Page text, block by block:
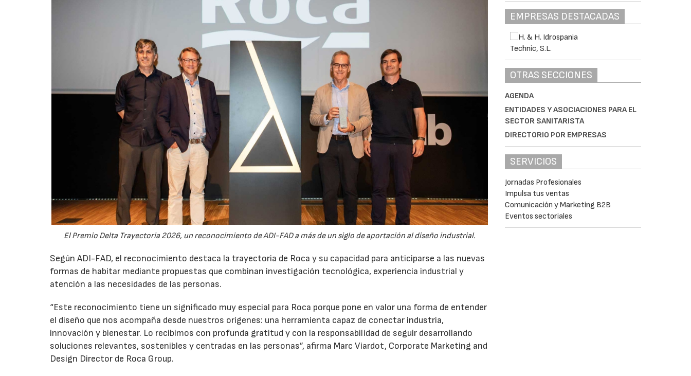
El Premio Delta Trayectoria 2026, un reconocimiento de ADI-FAD a más de un siglo de aportación al diseño industrial.
Según ADI-FAD, el reconocimiento destaca la trayectoria de Roca y su capacidad para anticiparse a las nuevas
formas de habitar mediante propuestas que combinan investigación tecnológica, experiencia industrial y
atención a las necesidades de las personas.
“Este reconocimiento tiene un significado muy especial para Roca porque pone en valor una forma de entender
el diseño que nos acompaña desde nuestros orígenes: una herramienta capaz de conectar industria,
innovación y bienestar. Lo recibimos con profunda gratitud y con la responsabilidad de seguir desarrollando
soluciones relevantes, sostenibles y centradas en las personas”, afirma Marc Viardot, Corporate Marketing and
Design Director de Roca Group.
EMPRESAS DESTACADAS
OTRAS SECCIONES
AGENDA
ENTIDADES Y ASOCIACIONES PARA EL
SECTOR SANITARISTA
DIRECTORIO POR EMPRESAS
SERVICIOS
Jornadas Profesionales
Impulsa tus ventas
Comunicación y Marketing B2B
Eventos sectoriales